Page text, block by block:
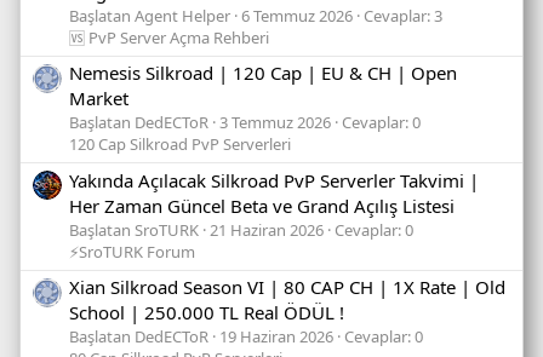
Başlatan Agent Helper 6 Temmuz 2026 Cevaplar: 3
🆚 PvP Server Açma Rehberi
Nemesis Silkroad | 120 Cap | EU & CH | Open
Market
Başlatan DedECToR 3 Temmuz 2026 Cevaplar: 0
120 Cap Silkroad PvP Serverleri
Yakında Açılacak Silkroad PvP Serverler Takvimi |
Her Zaman Güncel Beta ve Grand Açılış Listesi
Başlatan SroTURK 21 Haziran 2026 Cevaplar: 0
⚡SroTURK Forum
Xian Silkroad Season VI | 80 CAP CH | 1X Rate | Old
School | 250.000 TL Real ÖDÜL !
Başlatan DedECToR 19 Haziran 2026 Cevaplar: 0